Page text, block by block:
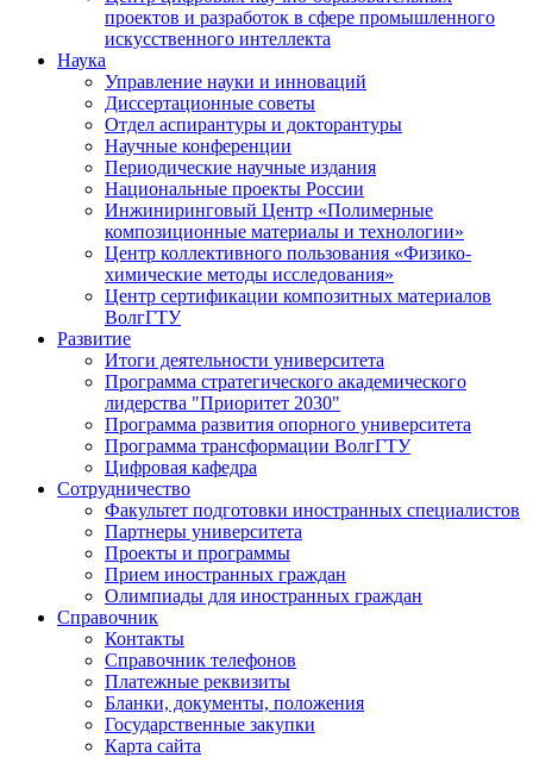
проектов и разработок в сфере промышленного
искусственного интеллекта
Наука
Управление науки и инноваций
Диссертационные советы
Отдел аспирантуры и докторантуры
Научные конференции
Периодические научные издания
Национальные проекты России
Инжиниринговый Центр «Полимерные
композиционные материалы и технологии»
Центр коллективного пользования «Физико-
химические методы исследования»
Центр сертификации композитных материалов
ВолгГТУ
Развитие
Итоги деятельности университета
Программа стратегического академического
лидерства "Приоритет 2030"
Программа развития опорного университета
Программа трансформации ВолгГТУ
Цифровая кафедра
Сотрудничество
Факультет подготовки иностранных специалистов
Партнеры университета
Проекты и программы
Прием иностранных граждан
Олимпиады для иностранных граждан
Справочник
Контакты
Справочник телефонов
Платежные реквизиты
Бланки, документы, положения
Государственные закупки
Карта сайта